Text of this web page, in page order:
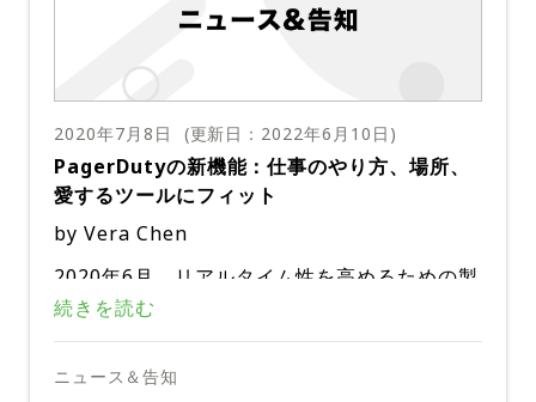
ローチを取り、ハイパーケアの瞬間に顧客のニ
ンシデントを調べて何が関連しているのかを確
できません。チームの効率を改善して収益を保
クティビティや労力を自動化して削減し、貴重
なリソースを他の場所に再展開できるようにす
ることです。
インテリジェントな対応と自動化のための最新
のソリューションは、何が最も重要であるかに
焦点を当てたリアルタイム情報を提供します。
また、作業の重複を減らし、マシンが手動タス
クを自動化できるようにすることで、対応者の
負担を軽減します。自動化でより少ないリソー
スでより多くのことを実行できるようになり、
ビジネスの回復力が向上し、収益が保護されま
す。
ルインテリジェントトリアージは、チームによ
る作業の重複を防ぎます。機械学習は、問題と
コラボレーションの履歴レコードを利用し、関
連するインシデントをマージすることで、誰が
確に特定できるようにします。
インシデントの再開**（アーリーアクセス可
能）は、対応者の柔軟性が向上し、インシデン
トの重複が減少し、問題が予期せずに再発した
ときに、より迅速な再動員が可能になります。
ridgeとのインテグレーションは、ワークフロ
ーマニュアル自動化し、レスポンスプレイの一
部として対応チーム内のコミュニケーションを
改善することができます。
リアルタイムビジネスオーケストレーション
今日、テクノロジーチームは、デジタルサービ
の生活の中で毎日自動化を利用しているのに、
ます。しかし、チームの効率を向上させ、収益
リジェントな対応と自動化であり、繰り返し可
を他の場所に再配分することができます。
アプローチしています。（1）人とプロセスの
コンテキストと情報を提供する、（3）使いや
すい自動化機能を提供することで、問題を迅速
に診断して解決できるようにする。これがどの
ように機能するかを詳しく見てみましょう。
新機能の詳細 インテリジェントトリアージ
PagerDutyイベントインテリジェンスの一部
として、モバイルで利用できるようになったイ
ンテリジェントトリアージは、チーム作業の重
複を防ぐことができます。これにより、複数の
チームに影響を与えるインシデントについて、
に、Related Insidents機能を使用することが
できます。Related Insidentsは、イベントイ
ンテリジェンスの機械学習機能をノイズ削減の
応者に提供します。
目下のインシデントに関連している可能性のあ
る他のサービスで同時発生しているインシデン
トを調査することで、対応者は影響の幅と範囲
をより深く理解し、重複したコミュニケーショ
を邪魔しないようにすることができます。イン
テリジェントトリアージは、機械学習を利用し
て以下のことを可能にします。
る 問題がローカルなものなのか、他に影響を
与えるものなのかを理解する 適切なチームメ
イト を募り、協力して問題を解決する MTTR
インシデントの再開
ントをクローズしてしまうことがあります。あ
2020年7月8日 (更新日： 2022年6月10日 )
PagerDutyの新機能：仕事のやり方、場所、
愛するツールにフィット
by Vera Chen
2020年6月、リアルタイム性を高めるための製
品のアップデートと機能強化を発表しました。
私たちは、ユーザーが外出先でのデジタル操作
をより良く管理できるように、PagerDutyモ
続きを読む
ニュース＆告知